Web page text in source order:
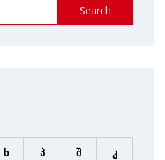
Search
ხ პ შ კ